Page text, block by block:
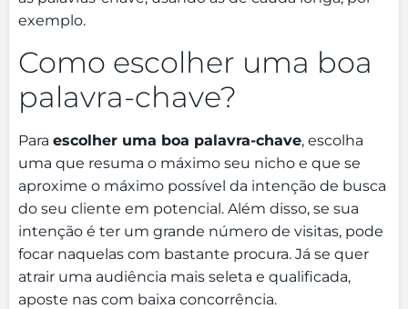
exemplo.
Como escolher uma boa
palavra-chave?
Para escolher uma boa palavra-chave, escolha
uma que resuma o máximo seu nicho e que se
aproxime o máximo possível da intenção de busca
do seu cliente em potencial. Além disso, se sua
intenção é ter um grande número de visitas, pode
focar naquelas com bastante procura. Já se quer
atrair uma audiência mais seleta e qualificada,
aposte nas com baixa concorrência.